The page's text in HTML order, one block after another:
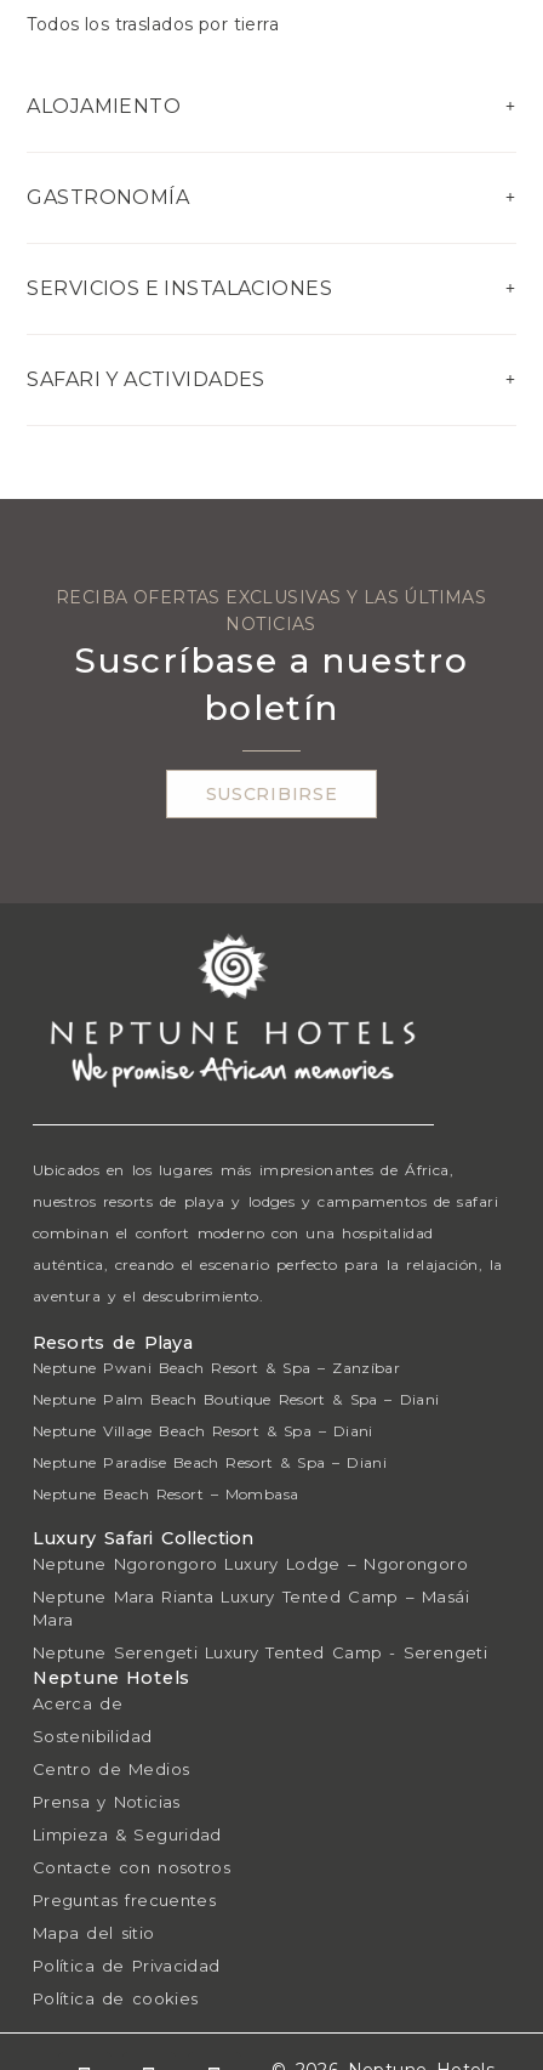
Todos los traslados por tierra
ALOJAMIENTO
GASTRONOMÍA
SERVICIOS E INSTALACIONES
SAFARI Y ACTIVIDADES
RECIBA OFERTAS EXCLUSIVAS Y LAS ÚLTIMAS
NOTICIAS
Suscríbase a nuestro
boletín
SUSCRIBIRSE
Ubicados en los lugares más impresionantes de África,
nuestros resorts de playa y lodges y campamentos de safari
combinan el confort moderno con una hospitalidad
auténtica, creando el escenario perfecto para la relajación, la
aventura y el descubrimiento.
Resorts de Playa
Neptune Pwani Beach Resort & Spa – Zanzíbar
Neptune Palm Beach Boutique Resort & Spa – Diani
Neptune Village Beach Resort & Spa – Diani
Neptune Paradise Beach Resort & Spa – Diani
Neptune Beach Resort – Mombasa
Luxury Safari Collection
Neptune Ngorongoro Luxury Lodge – Ngorongoro
Neptune Mara Rianta Luxury Tented Camp – Masái
Mara
Neptune Serengeti Luxury Tented Camp - Serengeti
Neptune Hotels
Acerca de
Sostenibilidad
Centro de Medios
Prensa y Noticias
Limpieza & Seguridad
Contacte con nosotros
Preguntas frecuentes
Mapa del sitio
Política de Privacidad
Política de cookies